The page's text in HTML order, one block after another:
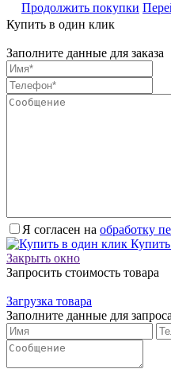
Продолжить покупки
Купить в один клик
Заполните данные для заказа
Я согласен на обработку
Закрыть окно
Запросить стоимость товара
Загрузка товара
Заполните данные для